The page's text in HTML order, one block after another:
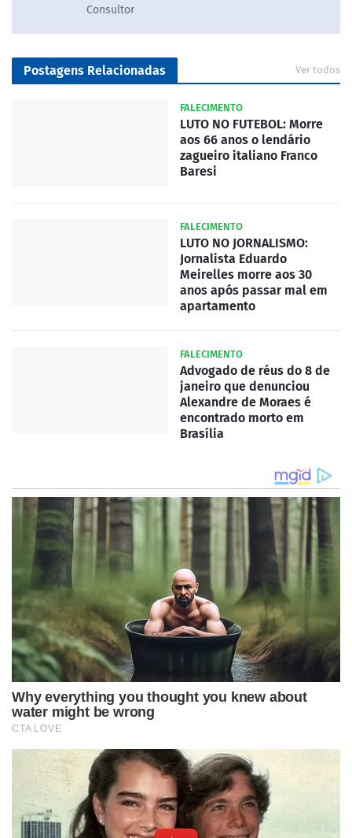
Consultor
Postagens Relacionadas Ver todos
FALECIMENTO
LUTO NO FUTEBOL: Morre
aos 66 anos o lendário
zagueiro italiano Franco
Baresi
FALECIMENTO
LUTO NO JORNALISMO:
Jornalista Eduardo
Meirelles morre aos 30
anos após passar mal em
apartamento
FALECIMENTO
Advogado de réus do 8 de
janeiro que denunciou
Alexandre de Moraes é
encontrado morto em
Brasília